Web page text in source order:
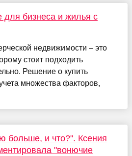
для бизнеса и жилья с
недвижимости – это
стоит подходить
Решение о купить
множества факторов,
больше, и что?". Ксения
"вонючие